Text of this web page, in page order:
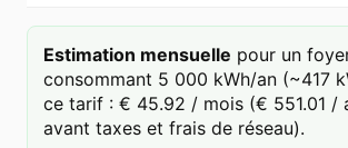
Estimation mensuelle pour un
consommant 5 000 kWh/an (~417
ce tarif : € 45.92 / mois (€ 551.01 /
avant taxes et frais de réseau).